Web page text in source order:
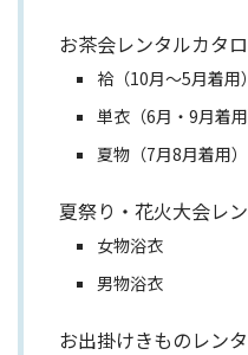
お茶会レンタルカタ
袷（10月～5月着用）
単衣（6月・9月着用
夏物（7月8月着用）
夏祭り・花火大会レ
女物浴衣
男物浴衣
お出掛けきものレン